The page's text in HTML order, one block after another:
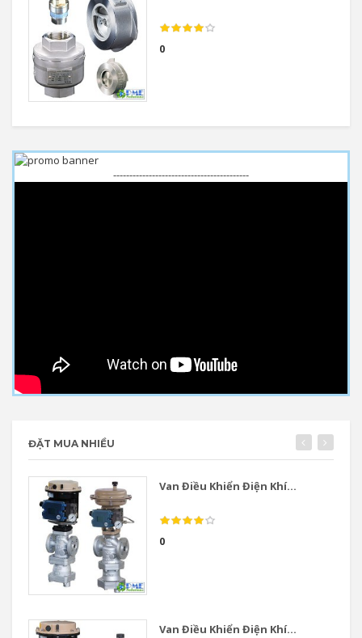
0
------------------------------------------
ĐẶT MUA NHIỀU
Van Điều Khiển Điện Khí...
0
Van Điều Khiển Điện Khí...